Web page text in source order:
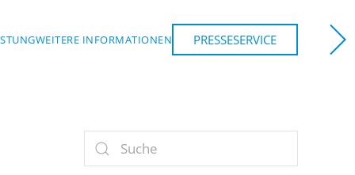
WEITERE INFORMATIONEN PRESSESERVICE